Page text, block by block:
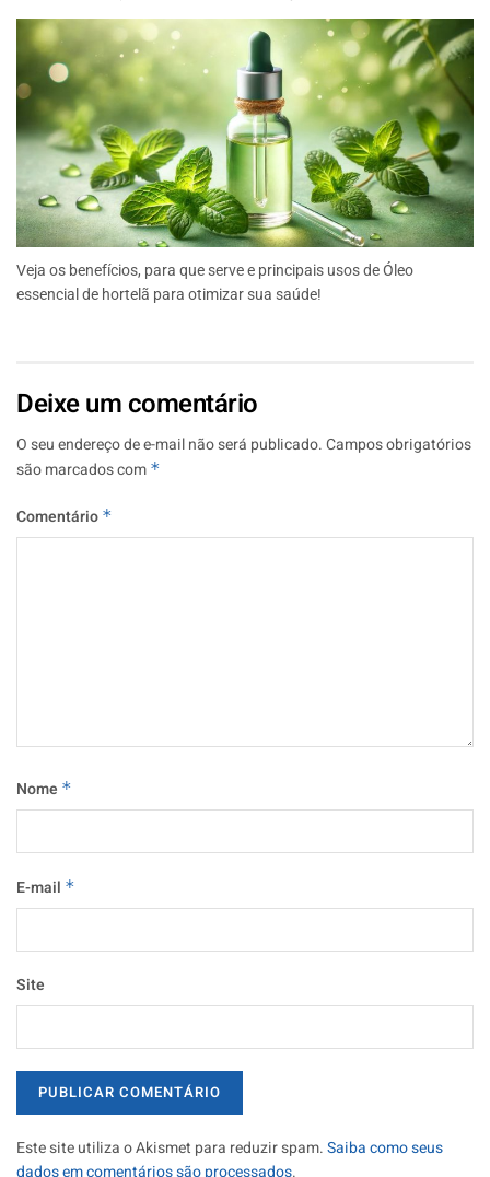
Veja os benefícios, para que serve e principais usos de Óleo
essencial de hortelã para otimizar sua saúde!
Deixe um comentário
O seu endereço de e-mail não será publicado.Campos obrigatórios
são marcados com *
Comentário *
Nome *
E-mail *
Site
Este site utiliza o Akismet para reduzir spam.Saiba como seus
dados em comentários são processados.